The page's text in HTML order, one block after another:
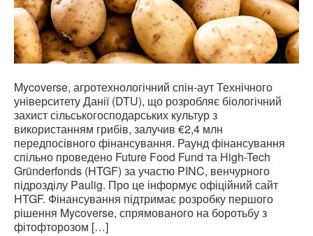
Mycoverse, агротехнологічний спін-аут Технічного
університету Данії (DTU), що розробляє біологічний
захист сільськогосподарських культур з
використанням грибів, залучив €2,4 млн
передпосівного фінансування. Раунд фінансування
спільно проведено Future Food Fund та High-Tech
Gründerfonds (HTGF) за участю PINC, венчурного
підрозділу Paulig. Про це інформує офіційний сайт
HTGF. Фінансування підтримає розробку першого
рішення Mycoverse, спрямованого на боротьбу з
фітофторозом […]